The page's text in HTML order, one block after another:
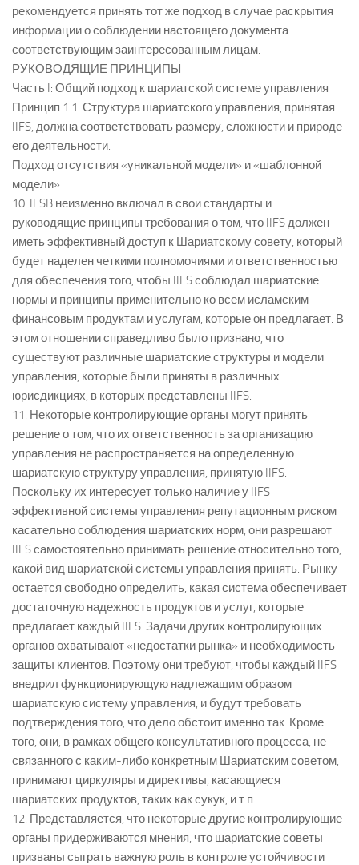
рекомендуется принять тот же подход в случае раскрытия
информации о соблюдении настоящего документа
соответствующим заинтересованным лицам.
РУКОВОДЯЩИЕ ПРИНЦИПЫ
Часть I: Общий подход к шариатской системе управления
Принцип 1.1: Структура шариатского управления, принятая
IIFS, должна соответствовать размеру, сложности и природе
его деятельности.
Подход отсутствия «уникальной модели» и «шаблонной
модели»
10. IFSB неизменно включал в свои стандарты и
руководящие принципы требования о том, что IIFS должен
иметь эффективный доступ к Шариатскому совету, который
будет наделен четкими полномочиями и ответственностью
для обеспечения того, чтобы IIFS соблюдал шариатские
нормы и принципы применительно ко всем исламским
финансовым продуктам и услугам, которые он предлагает. В
этом отношении справедливо было признано, что
существуют различные шариатские структуры и модели
управления, которые были приняты в различных
юрисдикциях, в которых представлены IIFS.
11. Некоторые контролирующие органы могут принять
решение о том, что их ответственность за организацию
управления не распространяется на определенную
шариатскую структуру управления, принятую IIFS.
Поскольку их интересует только наличие у IIFS
эффективной системы управления репутационным риском
касательно соблюдения шариатских норм, они разрешают
IIFS самостоятельно принимать решение относительно того,
какой вид шариатской системы управления принять. Рынку
остается свободно определить, какая система обеспечивает
достаточную надежность продуктов и услуг, которые
предлагает каждый IIFS. Задачи других контролирующих
органов охватывают «недостатки рынка» и необходимость
защиты клиентов. Поэтому они требуют, чтобы каждый IIFS
внедрил функционирующую надлежащим образом
шариатскую систему управления, и будут требовать
подтверждения того, что дело обстоит именно так. Кроме
того, они, в рамках общего консультативного процесса, не
связанного с каким-либо конкретным Шариатским советом,
принимают циркуляры и директивы, касающиеся
шариатских продуктов, таких как сукук, и т.п.
12. Представляется, что некоторые другие контролирующие
органы придерживаются мнения, что шариатские советы
призваны сыграть важную роль в контроле устойчивости